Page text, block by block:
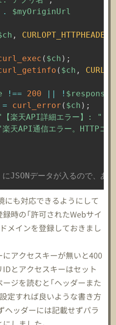
.
$myOriginUrl
, CURLOPT_HTTPHEADER
( $ch ) ;
( $ch ,
!== 200 ! $response
= curl_error ( $ch ) ;
【楽天API詳細エラー】: "
楽天API通信エラー。HTTPコ
データが入るので、
にも対応できるようにして
時の「許可されたWebサイ
メインを登録しておきまし
アクセスキーが無いと400
とアクセスキーはセット
ジを読むと「ヘッダーまた
定すれば良いような書き方
ッダーには記載せずパラ